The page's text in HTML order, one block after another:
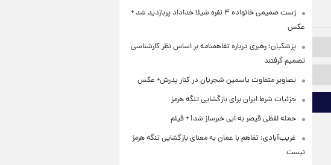
ژست صمیمی خانواده ۴ نفره شیلا خداداد پربازدید شد +
عکس
پزشکیان: رهبری درباره تفاهمنامه بر اساس نظر کارشناسی
تصمیم گرفتند
تصاویر متفاوت یاسمین شجریان در کنار پدرش+ عکس
جزئیات شرط ایران برای بازگشایی تنگه هرمز
حمله لفظی قیصر به ابی خبرساز شد! + فیلم
غریب‌آبادی: تفاهم با عمان به معنای بازگشایی تنگه هرمز
نیست